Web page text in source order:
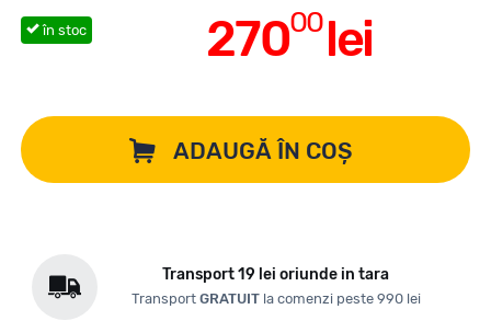
27000lei
în stoc
ADAUGĂ ÎN COȘ
Transport 19 lei oriunde in tara
Transport GRATUITla comenzi peste 990 lei